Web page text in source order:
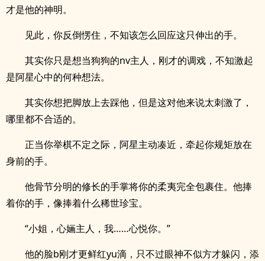
才是他的神明。
见此，你反倒愣住，不知该怎么回应这只伸出的手。
其实你只是想当狗狗的nv主人，刚才的调戏，不知激起
是阿星心中的何种想法。
其实你想把脚放上去踩他，但是这对他来说太刺激了，
哪里都不合适的。
正当你举棋不定之际，阿星主动凑近，牵起你规矩放在
身前的手。
他骨节分明的修长的手掌将你的柔夷完全包裹住。他捧
着你的手，像捧着什么稀世珍宝。
“小姐，心婳主人，我……心悦你。”
他的脸b刚才更鲜红yu滴，只不过眼神不似方才躲闪，添